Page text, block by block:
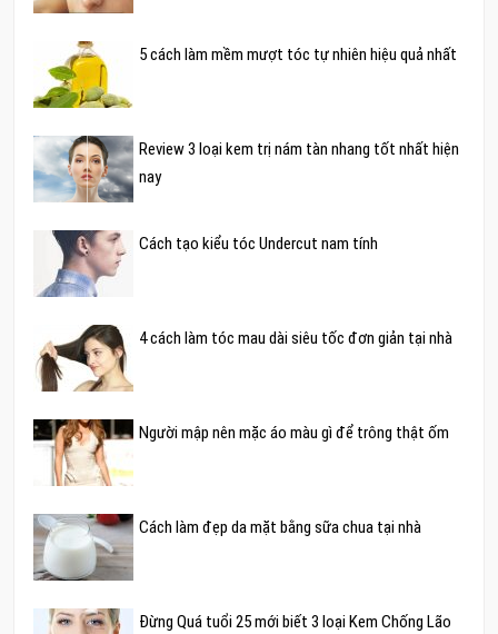
5 cách làm mềm mượt tóc tự nhiên hiệu quả nhất
Review 3 loại kem trị nám tàn nhang tốt nhất hiện
nay
Cách tạo kiểu tóc Undercut nam tính
4 cách làm tóc mau dài siêu tốc đơn giản tại nhà
Người mập nên mặc áo màu gì để trông thật ốm
Cách làm đẹp da mặt bằng sữa chua tại nhà
Đừng Quá tuổi 25 mới biết 3 loại Kem Chống Lão